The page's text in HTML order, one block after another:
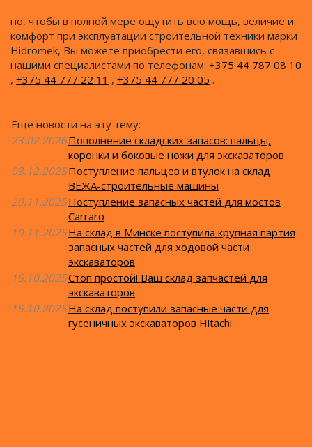
но, чтобы в полной мере ощутить всю мощь, величие и
комфорт при эксплуатации строительной техники марки
Hidromek, Вы можете приобрести его, связавшись с
нашими специалистами по телефонам: +375 44 787 08 10
, +375 44 777 22 11 , +375 44 777 20 05 .
Еще новости на эту тему:
23.02.2026Пополнение складских запасов: пальцы,
коронки и боковые ножи для экскаваторов
03.12.2025Поступление пальцев и втулок на склад
ВЕЖА-строительные машины
20.11.2025Поступление запасных частей для мостов
Carraro
10.11.2025На склад в Минске поступила крупная партия
запасных частей для ходовой части
экскаваторов
16.10.2025Стоп простой! Ваш склад запчастей для
экскаваторов
15.10.2025На склад поступили запасные части для
гусеничных экскаваторов Hitachi